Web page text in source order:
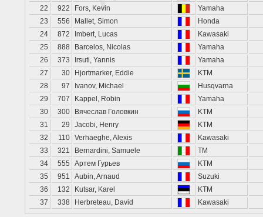
22
922 Fors, Kevin
Yamaha
23
556 Mallet, Simon
Honda
24
872 Imbert, Lucas
Kawasaki
25
888 Barcelos, Nicolas
Yamaha
26
373 Irsuti, Yannis
Yamaha
27
30 Hjortmarker, Eddie
KTM
28
97 Ivanov, Michael
Husqvarna
29
707 Kappel, Robin
Yamaha
30
300 Вячеслав Головкин
KTM
31
29 Jacobi, Henry
KTM
32
110 Verhaeghe, Alexis
Kawasaki
33
321 Bernardini, Samuele
TM
34
555 Артем Гурьев
KTM
35
951 Aubin, Arnaud
Suzuki
36
132 Kutsar, Karel
KTM
37
338 Herbreteau, David Kawasaki